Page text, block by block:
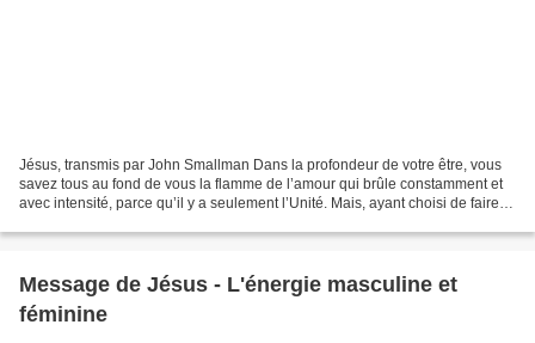
Jésus, transmis par John Smallman Dans la profondeur de votre être, vous
savez tous au fond de vous la flamme de l’amour qui brûle constamment et
avec intensité, parce qu’il y a seulement l’Unité. Mais, ayant choisi de faire
Message de Jésus - L'énergie masculine et
féminine